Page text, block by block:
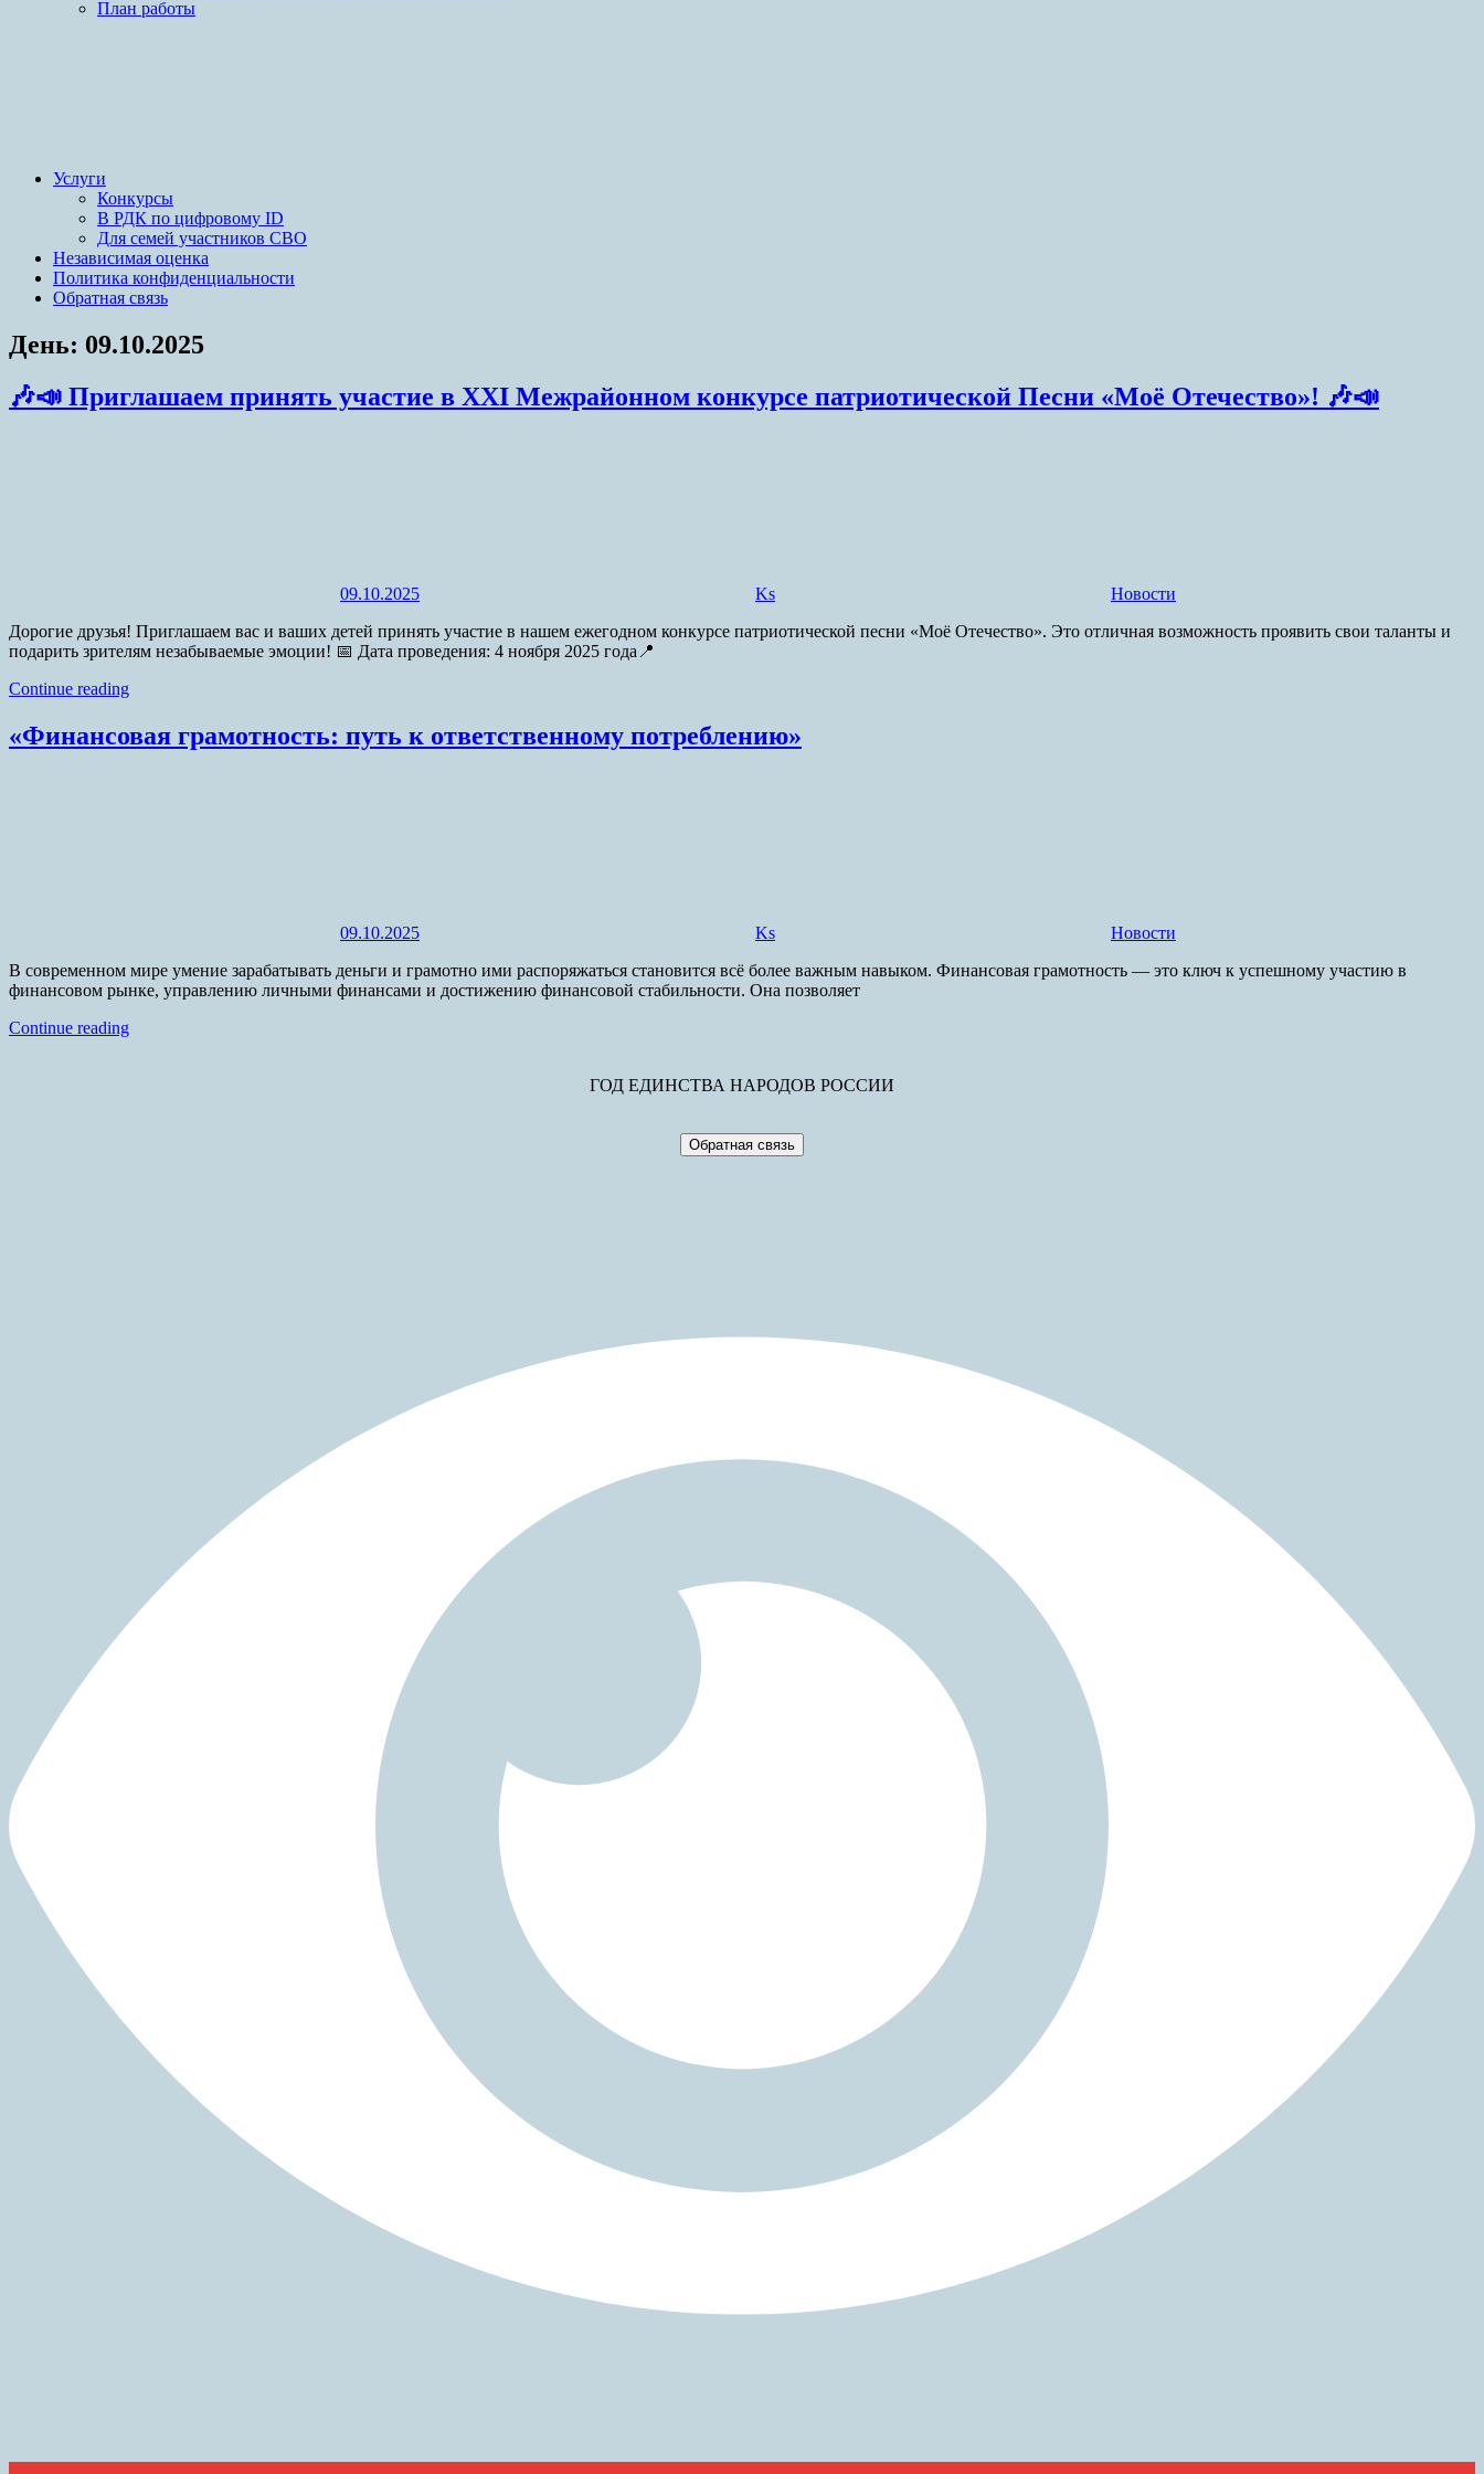
План работы
Услуги
Конкурсы
В РДК по цифровому ID
Для семей участников СВО
Независимая оценка
Политика конфиденциальности
Обратная связь
День: 09.10.2025
🎶📣 Приглашаем принять участие в XXI Межрайонном конкурсе патриотической Песни «Моё Отечество»! 🎶📣
09.10.2025 Ks
Новости
Дорогие друзья! Приглашаем вас и ваших детей принять участие в нашем ежегодном конкурсе патриотической песни «Моё Отечество». Это отличная возможность проявить свои таланты и
подарить зрителям незабываемые эмоции! 📅 Дата проведения: 4 ноября 2025 года📍
Continue reading
«Финансовая грамотность: путь к ответственному потреблению»
09.10.2025 Ks
Новости
В современном мире умение зарабатывать деньги и грамотно ими распоряжаться становится всё более важным навыком. Финансовая грамотность — это ключ к успешному участию в
финансовом рынке, управлению личными финансами и достижению финансовой стабильности. Она позволяет
Continue reading
ГОД ЕДИНСТВА НАРОДОВ РОССИИ
Обратная связь